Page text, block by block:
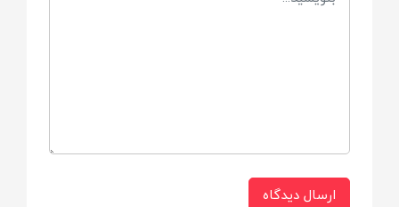
ارسال دیدگاه